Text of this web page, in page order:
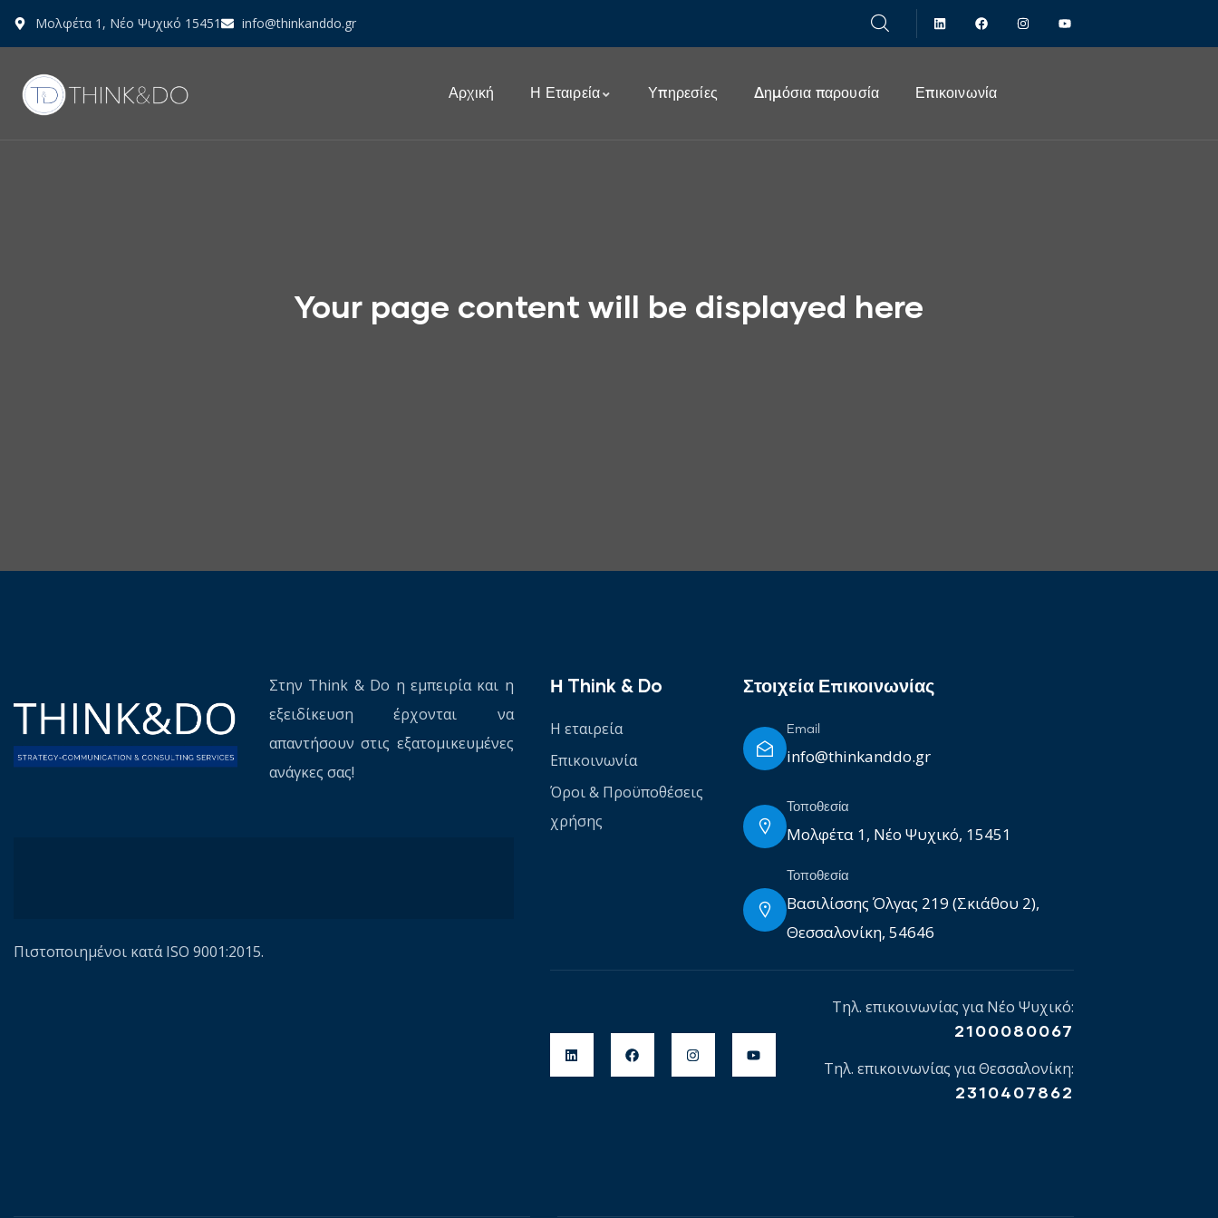
Μολφέτα 1, Νέο Ψυχικό 15451 info@thinkanddo.gr
Αρχική Η Εταιρεία Υπηρεσίες Δημόσια παρουσία Επικοινωνία
Your page content will be displayed here
Στην Think & Do η εμπειρία και η
εξειδίκευση έρχονται να
απαντήσουν στις εξατομικευμένες
ανάγκες σας!
Πιστοποιημένοι κατά ISO 9001:2015.
Η Think & Do
Η εταιρεία
Επικοινωνία
Όροι & Προϋποθέσεις
χρήσης
Στοιχεία Επικοινωνίας
Email
info@thinkanddo.gr
Τοποθεσία
Μολφέτα 1, Νέο Ψυχικό, 15451
Τοποθεσία
Βασιλίσσης Όλγας 219 (Σκιάθου 2),
Θεσσαλονίκη, 54646
Τηλ. επικοινωνίας για Νέο Ψυχικό:
2100080067
Τηλ. επικοινωνίας για Θεσσαλονίκη:
2310407862